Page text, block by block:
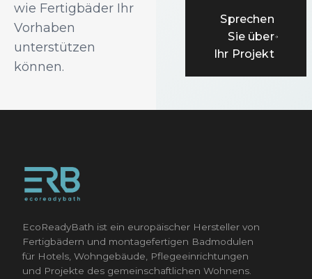
wie Fertigbäder Ihr
Vorhaben
unterstützen
können.
Sprechen
Sie über
Ihr Projekt
EcoReadyBath ist ein europäischer Hersteller von
Fertigbädern und montagefertigen Badmodulen
für Hotels, Wohngebäude, Pflegeeinrichtungen
und Projekte des gemeinschaftlichen Wohnens.